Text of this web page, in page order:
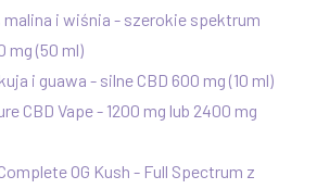
malina i wiśnia - szerokie spektrum
mg (50 ml)
i guawa - silne CBD 600 mg (10 ml)
CBD Vape - 1200 mg lub 2400 mg
OG Kush - Full Spectrum z